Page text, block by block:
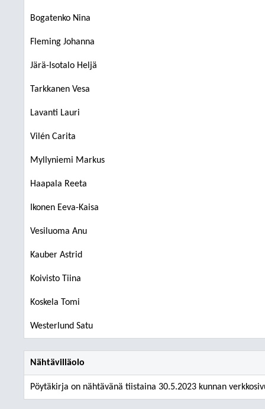
Bogatenko Nina
Fleming Johanna
Järä-Isotalo Heljä
Tarkkanen Vesa
Lavanti Lauri
Vilén Carita
Myllyniemi Markus
Haapala Reeta
Ikonen Eeva-Kaisa
Vesiluoma Anu
Kauber Astrid
Koivisto Tiina
Koskela Tomi
Westerlund Satu
Nähtävilläolo
Pöytäkirja on nähtävänä tiistaina 30.5.2023 kunnan